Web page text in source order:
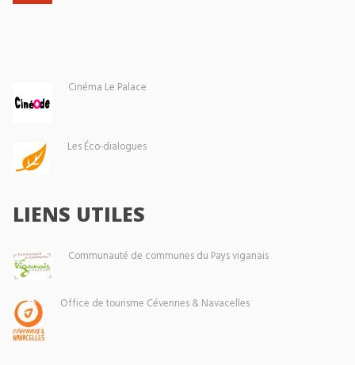
Cinéma Le Palace
Les Éco-dialogues
LIENS UTILES
Communauté de communes du Pays viganais
Office de tourisme Cévennes & Navacelles